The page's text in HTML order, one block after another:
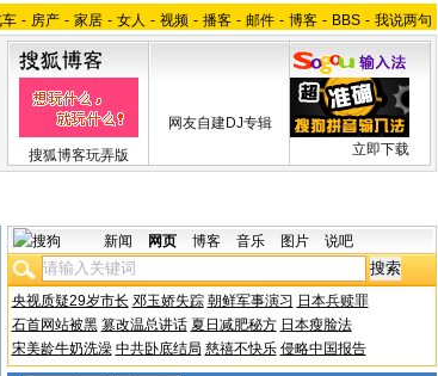
- 房产 - 家居 - 女人 - 视频 - 播客 - 邮件 - 博客 - BBS - 我说两句
搜狐博客玩弄版
网友自建DJ专辑
立即下载
新闻 网页 博客 音乐 图片 说吧
央视质疑29岁市长 邓玉娇失踪 朝鲜军事演习 日本兵赎罪
石首网站被黑 篡改温总讲话 夏日减肥秘方 日本瘦脸法
宋美龄牛奶洗澡 中共卧底结局 慈禧不快乐 侵略中国报告